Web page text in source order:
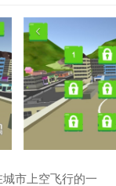
市上空飞行的一